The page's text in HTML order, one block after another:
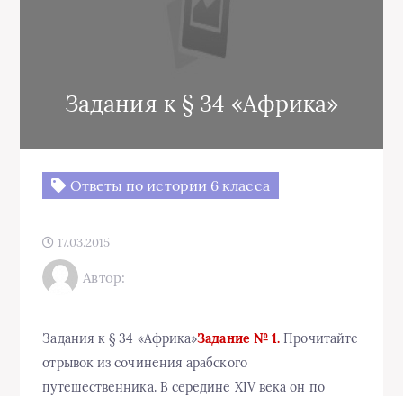
Задания к § 34 «Африка»
Ответы по истории 6 класса
17.03.2015
Автор:
Задания к § 34 «Африка»Задание № 1. Прочитайте
отрывок из сочинения арабского
путешественника. В середине XIV века он по